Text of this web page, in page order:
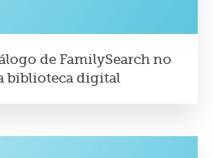
de FamilySearch no
biblioteca digital